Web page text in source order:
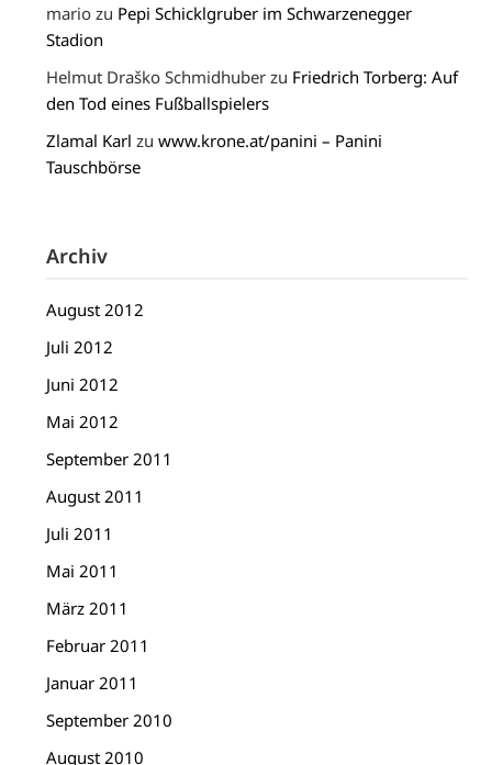
mario zu Pepi Schicklgruber im Schwarzenegger
Stadion
Helmut Draško Schmidhuber zu Friedrich Torberg: Auf
den Tod eines Fußballspielers
Zlamal Karl zuwww.krone.at/panini – Panini
Tauschbörse
Archiv
August 2012
Juli 2012
Juni 2012
Mai 2012
September 2011
August 2011
Juli 2011
Mai 2011
März 2011
Februar 2011
Januar 2011
September 2010
August 2010